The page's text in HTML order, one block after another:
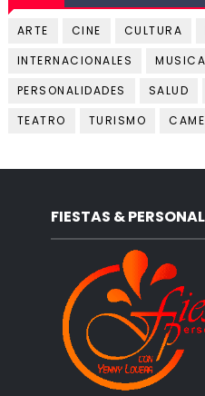
ARTE CINE CULTURA
INTERNACIONALES
MUSICA
PERSONALIDADES
SALUD
TEATRO
TURISMO
FIESTAS &